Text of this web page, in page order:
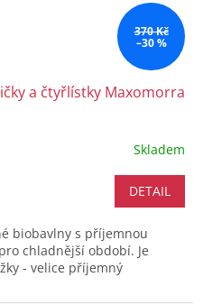
370 Kč
–30 %
a čtyřlístky Maxomorra
Skladem
DETAIL
biobavlny s příjemnou
chladnější období. Je
- velice příjemný